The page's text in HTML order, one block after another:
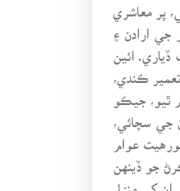
پر معاشري
جي ارادن ۽
ائين
ڪندي،
8 آگسٽ 1924ع ۾ هڪ انقلابي جو جنم ٿيو، جيڪو
جي سچائي،
عوام
ڪرڻ جو ڏينهن
ان کي منزل